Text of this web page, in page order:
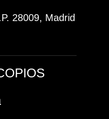
28009, Madrid